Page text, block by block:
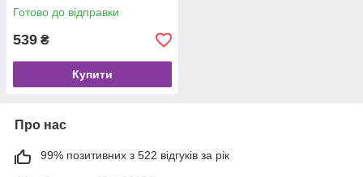
Готово до відправки
539 ₴
Купити
Про нас
99% позитивних з 522 відгуків за рік